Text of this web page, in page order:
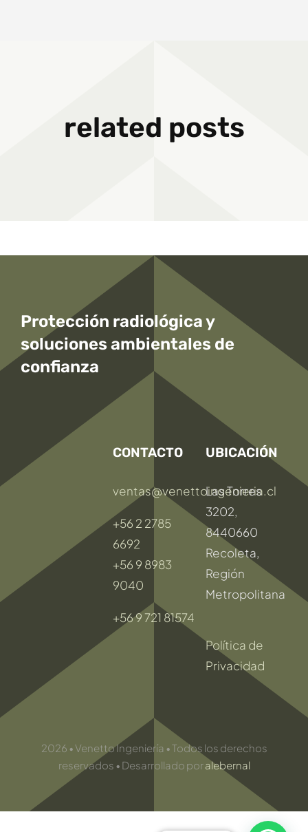
related posts
Protección radiológica y
soluciones ambientales de
confianza
CONTACTO
ventas@venettoingenieria.cl
+56 2 2785
6692
+56 9 8983
9040
+56 9 721 81574
UBICACIÓN
Las Torres
3202,
8440660
Recoleta,
Región
Metropolitana
Política de
Privacidad
2026 • Venetto Ingeniería • Todos los derechos
reservados • Desarrollado poralebernal